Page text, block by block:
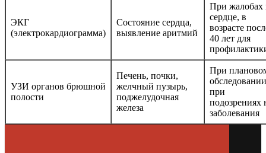
ЭКГ
(электрокардиограмма)
Состояние сердца,
выявление аритмий
При жалобах
сердце, в
возрасте
40 лет для
УЗИ органов брюшной
полости
Печень, почки,
желчный пузырь,
поджелудочная
железа
При
при
подозрениях
заболевания